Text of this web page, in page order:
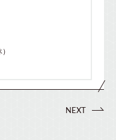
NEXT